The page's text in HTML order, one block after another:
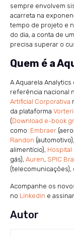
sempre envolvem
acarreta na
tempo de projeto e
do dia, a conta de
precisa superar o
Quem é a
A Aquarela
referência nacional
Artificial Corporativa
da plataforma
(Download e-book
como: Embraer
Randon (automotivo),
alimentício), Hospital
gás), Auren, SPIC
(telecomunicações),
Acompanhe os
no Linkedin e
Autor